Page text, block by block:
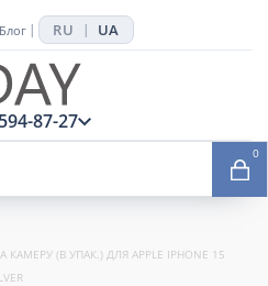
Блог | RU | UA
87-27
0
(В УПАК.) ДЛЯ APPLE IPHONE 15